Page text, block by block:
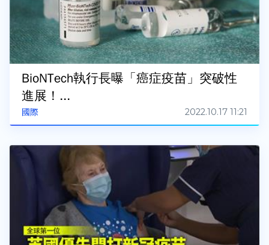
國際
BioNTech執行長曝「癌症疫苗」突破性
進展！...
2022.10.17 11:21